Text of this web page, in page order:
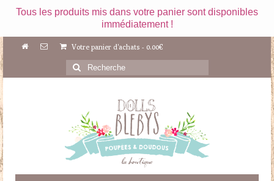
Tous les produits mis dans votre panier sont disponibles
immédiatement !
Votre panier d'achats - 0.00€
Rechercher
: